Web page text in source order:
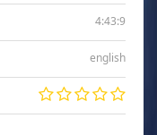
4:43:9
english